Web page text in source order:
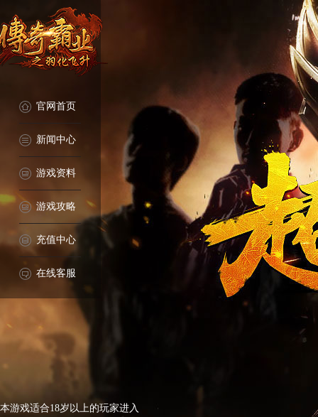
官网首页
新闻中心
游戏资料
游戏攻略
充值中心
在线客服
本游戏适合18岁以上的玩家进入